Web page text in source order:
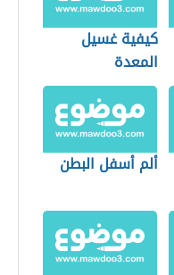
كيفية غسيل
المعدة
ألم أسفل البطن